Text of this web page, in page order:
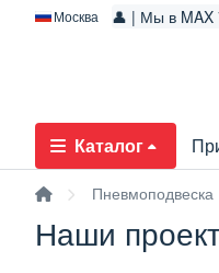
Москва 👤 | Мы в MAX
Каталог
Пневмоподвеска
Наши